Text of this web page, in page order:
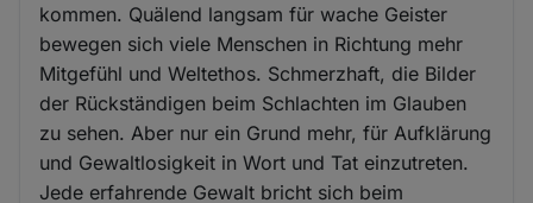
kommen. Quälend langsam für wache Geister
bewegen sich viele Menschen in Richtung mehr
Mitgefühl und Weltethos. Schmerzhaft, die Bilder
der Rückständigen beim Schlachten im Glauben
zu sehen. Aber nur ein Grund mehr, für Aufklärung
und Gewaltlosigkeit in Wort und Tat einzutreten.
Jede erfahrende Gewalt bricht sich beim